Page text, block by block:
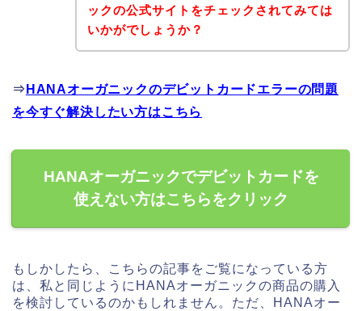
ックの公式サイトをチェックされてみては
いかがでしょうか？
⇒ HANAオーガニックのデビットカードエラーの問題
を今すぐ解決したい方はこちら
HANAオーガニックでデビットカードを
使えない方はこちらをクリック
もしかしたら、こちらの記事をご覧になっている方
は、私と同じようにHANAオーガニックの商品の購入
を検討しているのかもしれません。ただ、HANAオー